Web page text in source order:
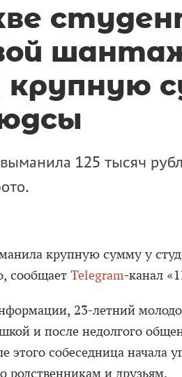
125 тысяч
крупную сумму у
сообщает Telegram-канал
23-летний
и после недолгого
этого собеседница начала
родственникам и друзьям.